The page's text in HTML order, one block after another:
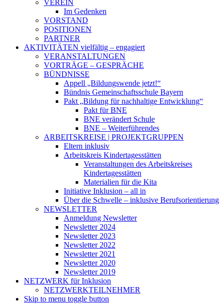
VEREIN
Im Gedenken
VORSTAND
POSITIONEN
PARTNER
AKTIVITÄTEN vielfältig – engagiert
VERANSTALTUNGEN
VORTRÄGE – GESPRÄCHE
BÜNDNISSE
Appell „Bildungswende jetzt!“
Bündnis Gemeinschaftsschule Bayern
Pakt „Bildung für nachhaltige Entwicklung“
Pakt für BNE
BNE verändert Schule
BNE – Weiterführendes
ARBEITSKREISE | PROJEKTGRUPPEN
Eltern inklusiv
Arbeitskreis Kindertagesstätten
Veranstaltungen des Arbeitskreises
Kindertagesstätten
Materialien für die Kita
Initiative Inklusion – all in
Über die Schwelle – inklusive Berufsorientierung
NEWSLETTER
Anmeldung Newsletter
Newsletter 2024
Newsletter 2023
Newsletter 2022
Newsletter 2021
Newsletter 2020
Newsletter 2019
NETZWERK für Inklusion
NETZWERKTEILNEHMER
Skip to menu toggle button